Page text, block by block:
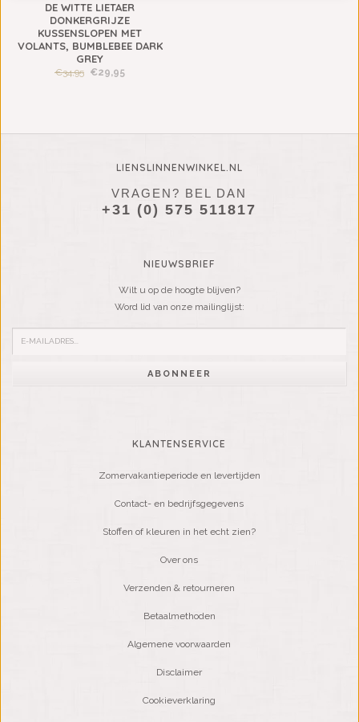
DE WITTE LIETAER
DONKERGRIJZE
KUSSENSLOPEN MET
VOLANTS, BUMBLEBEE DARK
GREY
€34,95 €29,95
LIENSLINNENWINKEL.NL
VRAGEN? BEL DAN
+31 (0) 575 511817
NIEUWSBRIEF
Wilt u op de hoogte blijven?
Word lid van onze mailinglijst:
ABONNEER
KLANTENSERVICE
Zomervakantieperiode en levertijden
Contact- en bedrijfsgegevens
Stoffen of kleuren in het echt zien?
Over ons
Verzenden & retourneren
Betaalmethoden
Algemene voorwaarden
Disclaimer
Cookieverklaring